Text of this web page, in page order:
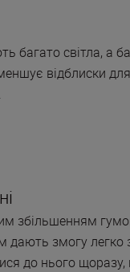
багато світла, а
відблиски
збільшенням
дають змогу легко
до нього щоразу,